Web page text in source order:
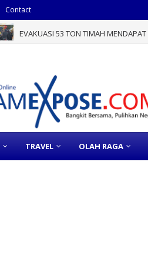
Contact
EVAKUASI 53 TON TIMAH
TRAVEL OLAH RAGA